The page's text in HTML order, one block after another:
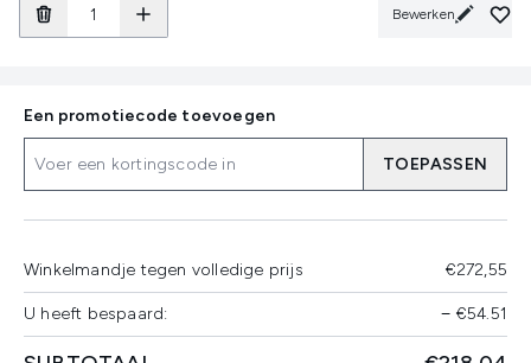
Bewerken
Een promotiecode toevoegen
TOEPASSEN
Winkelmandje tegen volledige prijs €272,55
U heeft bespaard: − €54.51